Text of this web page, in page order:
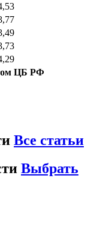
ЦБ РФ
Все статьи
Выбрать